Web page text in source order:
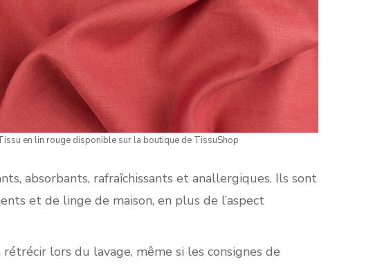
en lin rouge disponible sur la boutique de TissuShop
absorbants, rafraîchissants et anallergiques. Ils sont
et de linge de maison, en plus de l’aspect
lors du lavage, même si les consignes de